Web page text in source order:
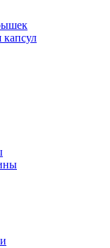
капсул